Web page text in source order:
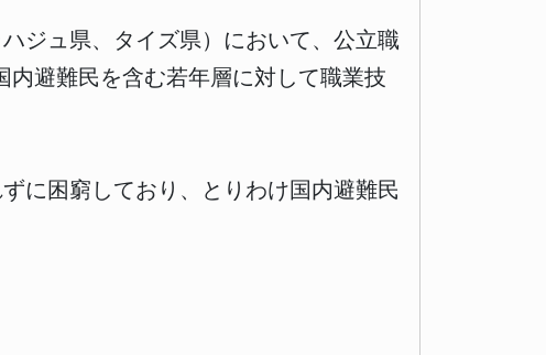
ジュ県、タイズ県）において、公立職
避難民を含む若年層に対して職業技
に困窮しており、とりわけ国内避難民